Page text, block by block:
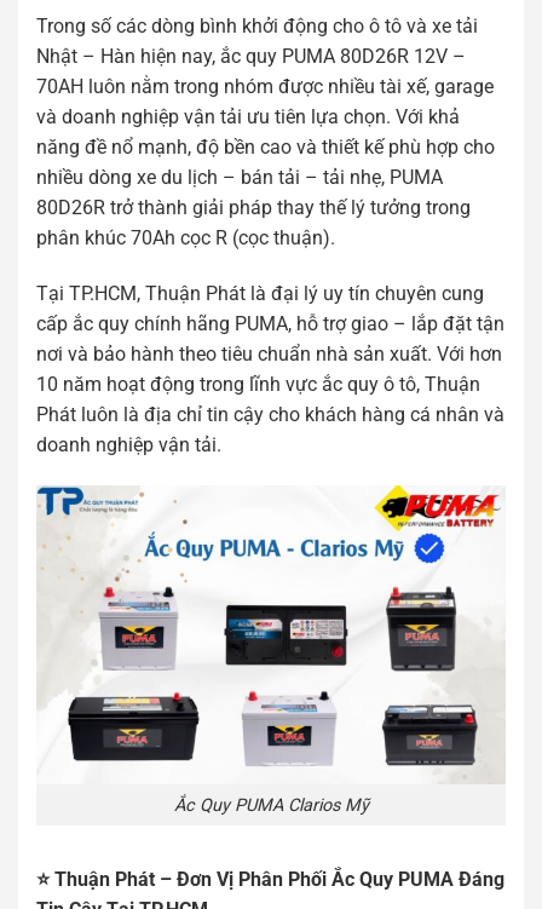
Trong số các dòng bình khởi động cho ô tô và xe tải
Nhật – Hàn hiện nay, ắc quy PUMA 80D26R 12V –
70AH luôn nằm trong nhóm được nhiều tài xế, garage
và doanh nghiệp vận tải ưu tiên lựa chọn. Với khả
năng đề nổ mạnh, độ bền cao và thiết kế phù hợp cho
nhiều dòng xe du lịch – bán tải – tải nhẹ, PUMA
80D26R trở thành giải pháp thay thế lý tưởng trong
phân khúc 70Ah cọc R (cọc thuận).
Tại TP.HCM, Thuận Phát là đại lý uy tín chuyên cung
cấp ắc quy chính hãng PUMA, hỗ trợ giao – lắp đặt tận
nơi và bảo hành theo tiêu chuẩn nhà sản xuất. Với hơn
10 năm hoạt động trong lĩnh vực ắc quy ô tô, Thuận
Phát luôn là địa chỉ tin cậy cho khách hàng cá nhân và
doanh nghiệp vận tải.
Ắc Quy PUMA Clarios Mỹ
⭐ Thuận Phát – Đơn Vị Phân Phối Ắc Quy PUMA Đáng